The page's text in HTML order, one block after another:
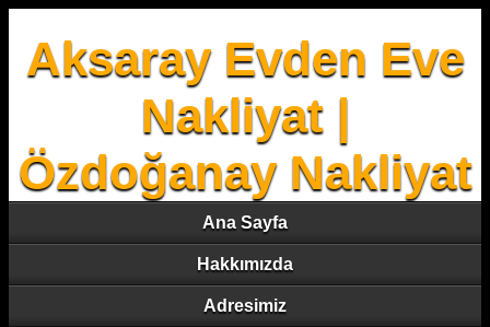
Aksaray Evden Eve
Nakliyat |
Özdoğanay Nakliyat
Ana Sayfa
Hakkımızda
Adresimiz